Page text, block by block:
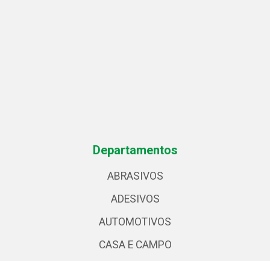
Departamentos
ABRASIVOS
ADESIVOS
AUTOMOTIVOS
CASA E CAMPO